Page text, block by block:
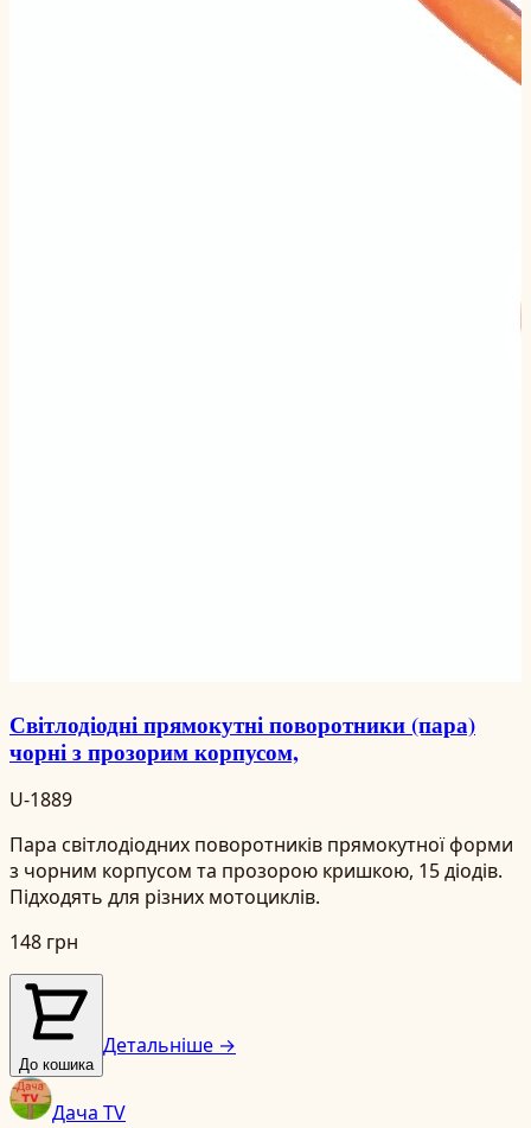
Світлодіодні прямокутні поворотники (пара)
чорні з прозорим корпусом,
U-1889
Пара світлодіодних поворотників прямокутної форми
з чорним корпусом та прозорою кришкою, 15 діодів.
Підходять для різних мотоциклів.
148 грн
До кошика
Детальніше →
Дача TV